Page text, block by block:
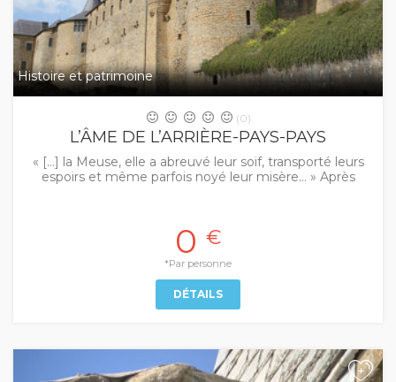
Histoire et patrimoine
(0)
L’ÂME DE L’ARRIÈRE-PAYS-PAYS
« […] la Meuse, elle a abreuvé leur soif, transporté leurs
espoirs et même parfois noyé leur misère… » Après
0 €
*Par personne
DÉTAILS
+